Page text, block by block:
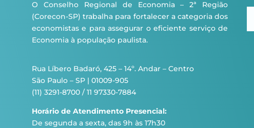
O Conselho Regional de Economia – 2ª Região
(Corecon-SP) trabalha para fortalecer a categoria dos
economistas e para assegurar o eficiente serviço de
Economia à população paulista.
Rua Líbero Badaró, 425 – 14º. Andar – Centro
São Paulo – SP | 01009-905
(11) 3291-8700 / 11 97330-7884
Horário de Atendimento Presencial:
De segunda a sexta, das 9h às 17h30